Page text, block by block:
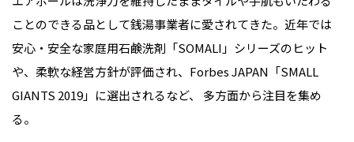
ことのできる品として銭湯事業者に愛されてきた。近年では
安心・安全な家庭用石鹸洗剤「SOMALI」シリーズのヒット
や、柔軟な経営方針が評価され、Forbes JAPAN「SMALL
GIANTS 2019」に選出されるなど、 多方面から注目を集め
る。